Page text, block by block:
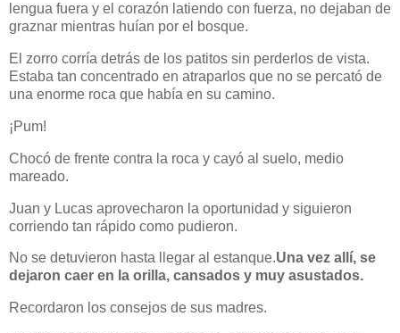
lengua fuera y el corazón latiendo con fuerza, no dejaban de
graznar mientras huían por el bosque.
El zorro corría detrás de los patitos sin perderlos de vista.
Estaba tan concentrado en atraparlos que no se percató de
una enorme roca que había en su camino.
¡Pum!
Chocó de frente contra la roca y cayó al suelo, medio
mareado.
Juan y Lucas aprovecharon la oportunidad y siguieron
corriendo tan rápido como pudieron.
No se detuvieron hasta llegar al estanque.Una vez allí, se
dejaron caer en la orilla, cansados y muy asustados.
Recordaron los consejos de sus madres.